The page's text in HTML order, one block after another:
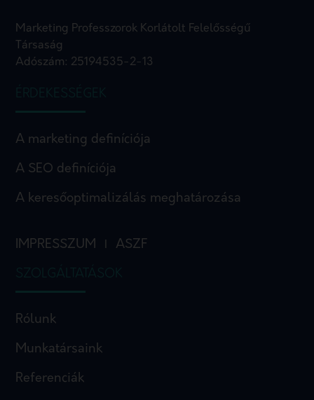
Marketing Professzorok Korlátolt Felelősségű
Társaság
Adószám: 25194535-2-13
ÉRDEKESSÉGEK
A marketing definíciója
A SEO definíciója
A keresőoptimalizálás meghatározása
IMPRESSZUM ASZF
SZOLGÁLTATÁSOK
Rólunk
Munkatársaink
Referenciák